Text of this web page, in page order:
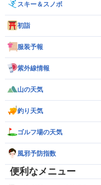
スキー＆スノボ
初詣
服装予報
紫外線情報
山の天気
釣り天気
ゴルフ場の天気
風邪予防指数
便利なメニュー